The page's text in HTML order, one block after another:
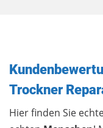
Trockner
Hier finden Sie